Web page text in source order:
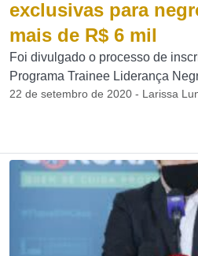
exclusivas para
mais de R$ 6 mil
Foi divulgado o processo de
Programa Trainee Liderança
22 de setembro de 2020 - Larissa